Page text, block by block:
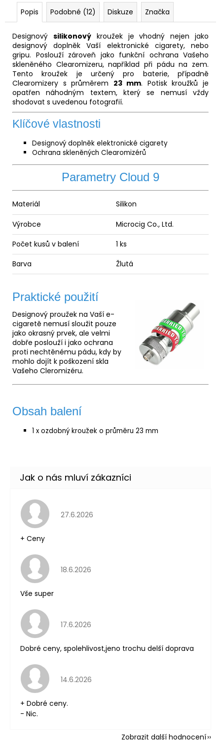
Popis Podobné (12) Diskuze Značka
Designový silikonovýkroužek je vhodný nejen jako
designový doplněk Vaší elektronické cigarety, nebo
gripu. Poslouží zároveň jako funkční ochrana Vašeho
skleněného Clearomizeru, například při pádu na zem.
Tento kroužek je určený pro baterie, případně
Clearomizery s průměrem 23 mm. Potisk kroužků je
opatřen náhodným textem, který se nemusí vždy
shodovat s uvedenou fotografií.
Klíčové vlastnosti
Designový doplněk elektronické cigarety
Ochrana skleněných Clearomizérů
Parametry Cloud 9
Materiál Silikon
Výrobce
Microcig Co., Ltd.
Počet kusů v balení
1 ks
Barva
Žlutá
Praktické použití
Designový proužek na Vaší e-
cigaretě nemusí sloužit pouze
jako okrasný prvek, ale velmi
dobře poslouží i jako ochrana
proti nechtěnému pádu, kdy by
mohlo dojít k poškození skla
Vašeho Cleromizéru.
Obsah balení
1 x ozdobný kroužek o průměru 23 mm
Hodnocení obchodu je 5 z 5 hvězdiček.
27.6.2026
+ Ceny
Hodnocení obchodu je 5 z 5 hvězdiček.
18.6.2026
Vše super
Hodnocení obchodu je 5 z 5 hvězdiček.
17.6.2026
Dobré ceny, spolehlivost,jeno trochu delší doprava
Hodnocení obchodu je 5 z 5 hvězdiček.
14.6.2026
+ Dobré ceny.
- Nic.
Zobrazit další hodnocení
STRAWBERRY
KIWI
-
10ML
-
10MG
197
Kč
Původně:
245
Kč